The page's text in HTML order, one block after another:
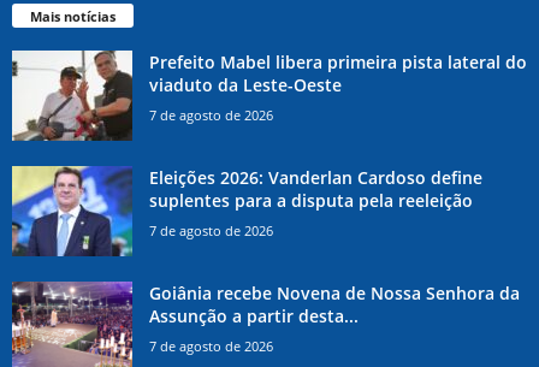
Mais notícias
Prefeito Mabel libera primeira pista lateral do
viaduto da Leste-Oeste
7 de agosto de 2026
Eleições 2026: Vanderlan Cardoso define
suplentes para a disputa pela reeleição
7 de agosto de 2026
Goiânia recebe Novena de Nossa Senhora da
Assunção a partir desta...
7 de agosto de 2026